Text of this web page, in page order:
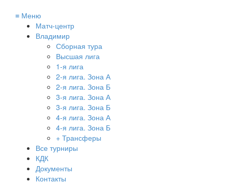
≡ Меню
Матч-центр
Владимир
Сборная тура
Высшая лига
1-я лига
2-я лига. Зона А
2-я лига. Зона Б
3-я лига. Зона А
3-я лига. Зона Б
4-я лига. Зона А
4-я лига. Зона Б
+ Трансферы
Все турниры
КДК
Документы
Контакты